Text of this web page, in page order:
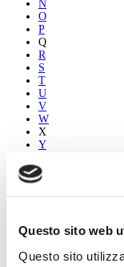
Questo sito web
Questo sito
N
O
P
Q
R
S
T
U
V
W
X
Y
B
D